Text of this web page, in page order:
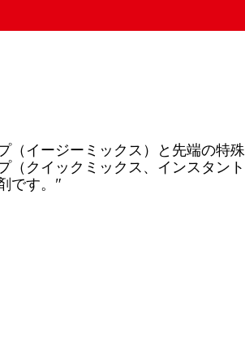
（イージーミックス）と先端の特殊
（クイックミックス、インスタント
です。"